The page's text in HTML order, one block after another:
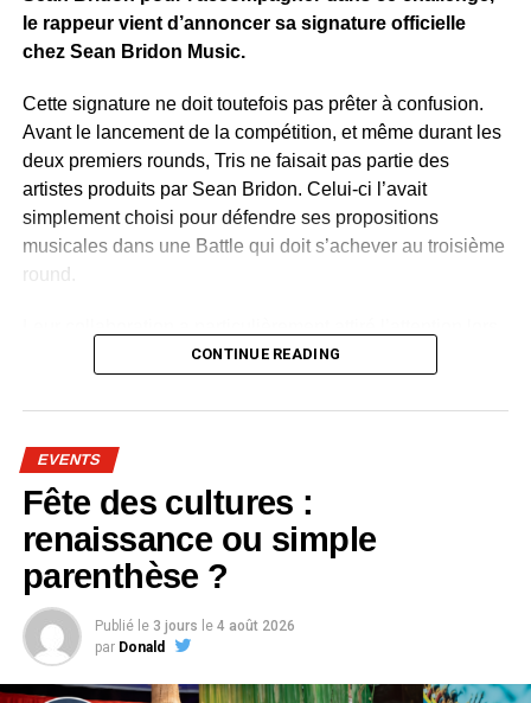
le rappeur vient d’annoncer sa signature officielle
chez Sean Bridon Music.
Cette signature ne doit toutefois pas prêter à confusion.
Avant le lancement de la compétition, et même durant les
deux premiers rounds, Tris ne faisait pas partie des
artistes produits par Sean Bridon. Celui-ci l’avait
simplement choisi pour défendre ses propositions
musicales dans une Battle qui doit s’achever au troisième
round.
de la deuxième étape du concours. Sur un morceau
ambiance urbaine, Tris a retrouvé cette lumière qui
n’a jamais vraiment été remis en cause. C’est plutôt
l’actualité autour de sa carrière qui était devenue rare,
donnant l’impression d’un parcours en sommeil.
La Battle lui a ainsi offert une occasion de se rappeler au
bon souvenir du public, mais aussi de montrer à Sean
Bridon ce qu’une collaboration plus durable pouvait
produire. Quelques jours plus tard, l’essai s’est transformé
en contrat.
CONTINUE READING
EVENTS
Fête des cultures :
renaissance ou simple
parenthèse ?
Publié le 3 jours le 4 août 2026
par Donald